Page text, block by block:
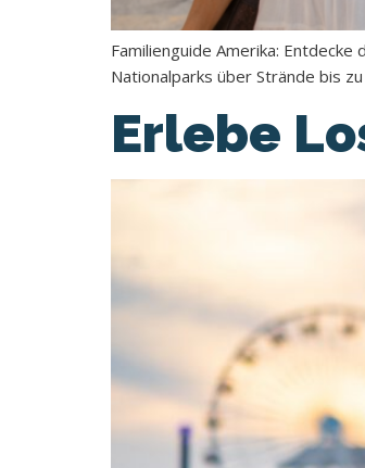
Familienguide Amerika:
Nationalparks über Strände bis
Erlebe